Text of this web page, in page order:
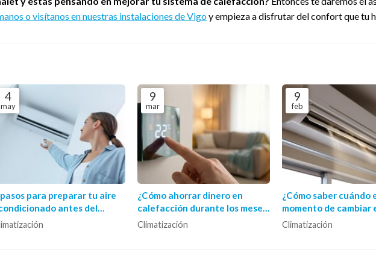
o visítanos en nuestras instalaciones de Vigoy empieza a disfrutar del confort que tu
4
may
para preparar tu aire
antes del
9
mar
¿Cómo ahorrar dinero en
calefacción durante los meses
fríos?
Climatización
9
feb
¿Cómo saber cuándo
momento de cambiar
acondicionado por
Climatización